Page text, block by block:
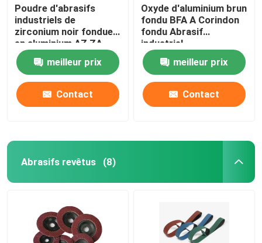
Poudre d'abrasifs
industriels de
zirconium noir fondue
en aluminium AZ ZA
meilleur prix
Contact
Oxyde d'aluminium brun
fondu BFA A Corindon
fondu Abrasif
industriel
meilleur prix
Contact
Abrasifs revêtus (8)